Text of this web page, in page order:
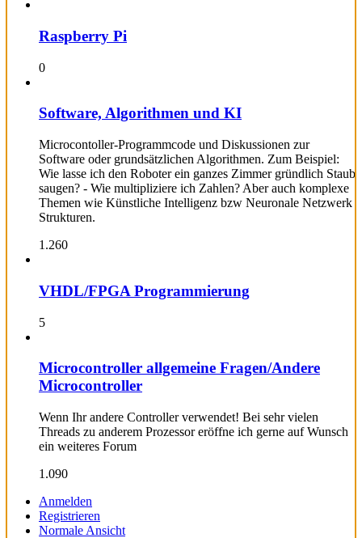
Raspberry Pi
0
Software, Algorithmen und KI
Microcontoller-Programmcode und Diskussionen zur
Software oder grundsätzlichen Algorithmen. Zum Beispiel:
Wie lasse ich den Roboter ein ganzes Zimmer gründlich Staub
saugen? - Wie multipliziere ich Zahlen? Aber auch komplexe
Themen wie Künstliche Intelligenz bzw Neuronale Netzwerk
Strukturen.
1.260
VHDL/FPGA Programmierung
5
Microcontroller allgemeine Fragen/Andere
Microcontroller
Wenn Ihr andere Controller verwendet! Bei sehr vielen
Threads zu anderem Prozessor eröffne ich gerne auf Wunsch
ein weiteres Forum
1.090
Anmelden
Registrieren
Normale Ansicht